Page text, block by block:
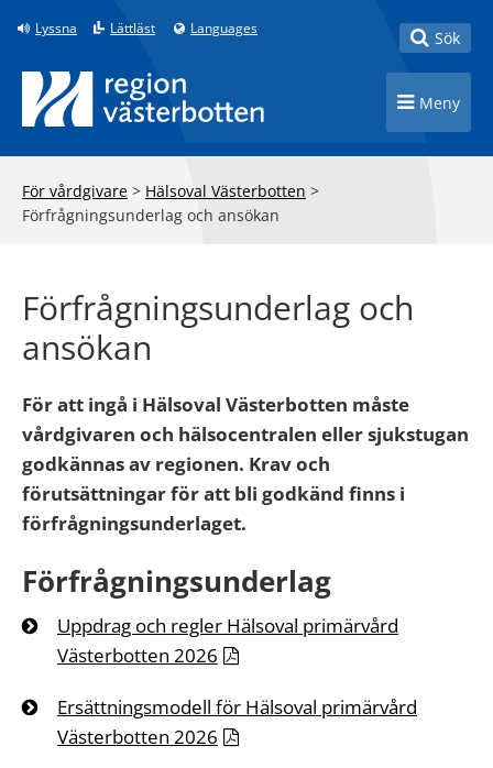
Till innehåll på sidan
Lyssna Lättläst Languages Toggle
Sök
Toggle
Meny
För vårdgivare > Hälsoval Västerbotten >
Förfrågningsunderlag och ansökan
Förfrågningsunderlag och
ansökan
För att ingå i Hälsoval Västerbotten måste
vårdgivaren och hälsocentralen eller sjukstugan
godkännas av regionen. Krav och
förutsättningar för att bli godkänd finns i
förfrågningsunderlaget.
Förfrågningsunderlag
Uppdrag och regler Hälsoval primärvård
Västerbotten 2026
Ersättningsmodell för Hälsoval primärvård
Västerbotten 2026